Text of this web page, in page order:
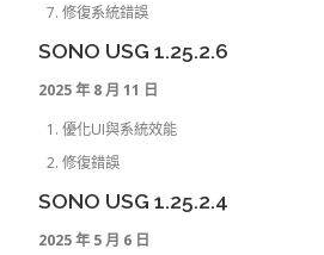
修復系統錯誤
SONO USG 1.25.2.6
2025 年 8 月 11 日
優化UI與系統效能
修復錯誤
SONO USG 1.25.2.4
2025 年 5 月 6 日